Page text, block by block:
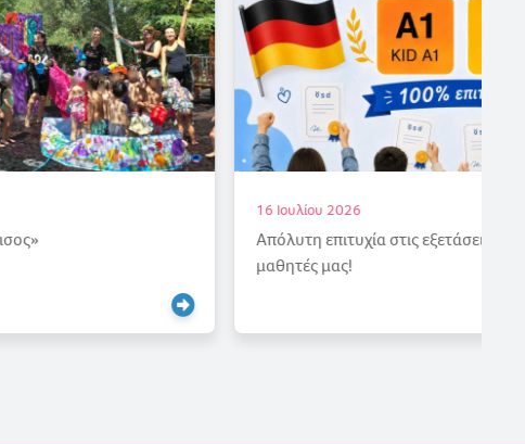
Απόλυτη επιτυχία στις εξετάσεις γερμανικών για τους